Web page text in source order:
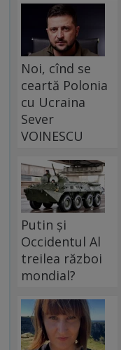
Noi, cînd se
ceartă Polonia
cu Ucraina
Sever
VOINESCU
Putin și
Occidentul Al
treilea război
mondial?